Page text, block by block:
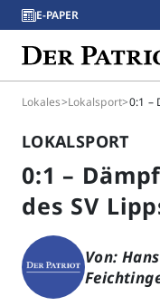
E-PAPER
Lokales>Lokalsport>0:1 –
LOKALSPORT
0:1 –
des SV
Von: